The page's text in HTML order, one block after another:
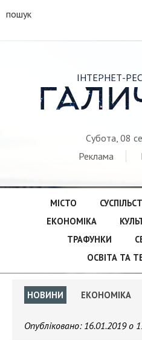
пошук
ІНТЕРНЕТ-
Субота, 08
Реклама
МІСТО
ЕКОНОМІКА
ТРАФУНКИ
ОСВІТА ТА
НОВИНИ ЕКОНОМІКА
Опубліковано: 16.01.2019 о